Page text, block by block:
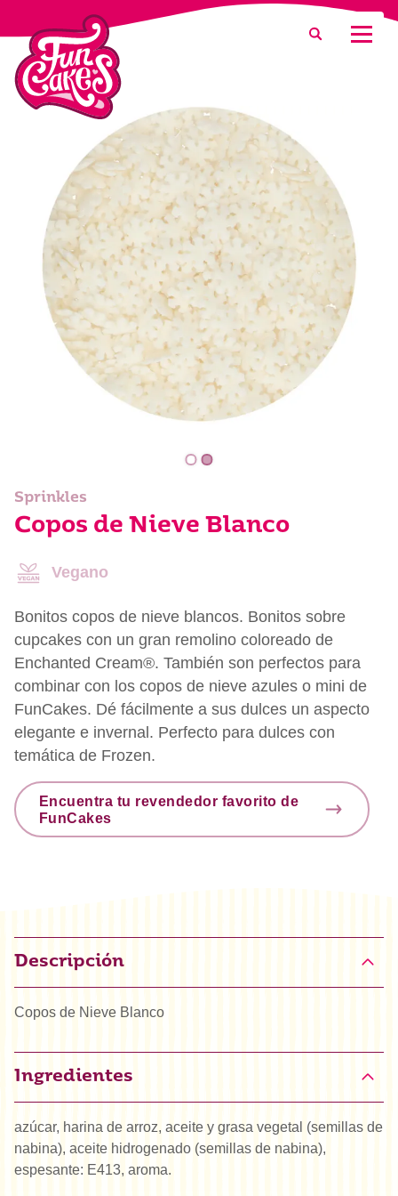
¿Qué estás buscando?
Buscar
Sprinkles
Copos de Nieve Blanco
Vegano
Bonitos copos de nieve blancos. Bonitos sobre
cupcakes con un gran remolino coloreado de
Enchanted Cream®. También son perfectos para
combinar con los copos de nieve azules o mini de
FunCakes. Dé fácilmente a sus dulces un aspecto
elegante e invernal. Perfecto para dulces con
temática de Frozen.
Encuentra tu revendedor favorito de
FunCakes
Descripción
Copos de Nieve Blanco
Ingredientes
azúcar, harina de arroz, aceite y grasa vegetal (semillas de
nabina), aceite hidrogenado (semillas de nabina),
espesante: E413, aroma.